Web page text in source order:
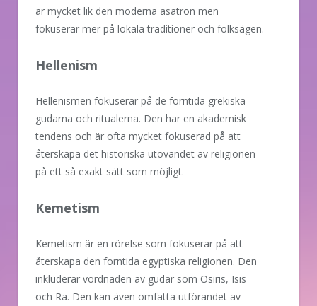
är mycket lik den moderna asatron men
fokuserar mer på lokala traditioner och folksägen.
Hellenism
Hellenismen fokuserar på de forntida grekiska
gudarna och ritualerna. Den har en akademisk
tendens och är ofta mycket fokuserad på att
återskapa det historiska utövandet av religionen
på ett så exakt sätt som möjligt.
Kemetism
Kemetism är en rörelse som fokuserar på att
återskapa den forntida egyptiska religionen. Den
inkluderar vördnaden av gudar som Osiris, Isis
och Ra. Den kan även omfatta utförandet av